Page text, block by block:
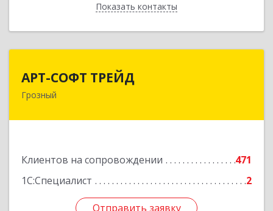
Показать контакты
Назад
АРТ-СОФТ ТРЕЙД
Грозный
Клиентов на сопровождении
471
1С:Специалист
2
Отправить заявку
364013, Чеченская Респ, Грозный г, Полярников
Отправить заявку